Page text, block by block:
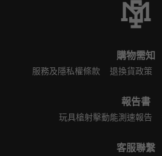
購物需知
服務及隱私權條款 退換貨政策
報告書
玩具槍射擊動能測速報告
客服聯繫